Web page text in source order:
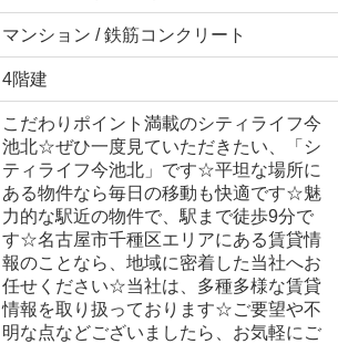
マンション / 鉄筋コンクリート
4階建
こだわりポイント満載のシティライフ今
池北☆ぜひ一度見ていただきたい、「シ
ティライフ今池北」です☆平坦な場所に
ある物件なら毎日の移動も快適です☆魅
力的な駅近の物件で、駅まで徒歩9分で
す☆名古屋市千種区エリアにある賃貸情
報のことなら、地域に密着した当社へお
任せください☆当社は、多種多様な賃貸
情報を取り扱っております☆ご要望や不
明な点などございましたら、お気軽にご